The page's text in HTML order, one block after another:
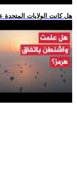
.. هل كانت الولايات المتحدة